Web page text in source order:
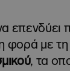
φορά με
, τα